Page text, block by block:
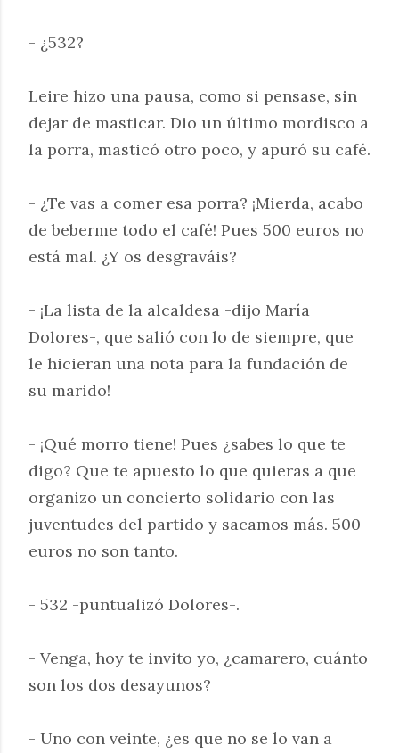
- ¿532?
Leire hizo una pausa, como si pensase, sin
dejar de masticar. Dio un último mordisco a
la porra, masticó otro poco, y apuró su café.
- ¿Te vas a comer esa porra? ¡Mierda, acabo
de beberme todo el café! Pues 500 euros no
está mal. ¿Y os desgraváis?
- ¡La lista de la alcaldesa -dijo María
Dolores-, que salió con lo de siempre, que
le hicieran una nota para la fundación de
su marido!
- ¡Qué morro tiene! Pues ¿sabes lo que te
digo? Que te apuesto lo que quieras a que
organizo un concierto solidario con las
juventudes del partido y sacamos más. 500
euros no son tanto.
- 532 -puntualizó Dolores-.
- Venga, hoy te invito yo, ¿camarero, cuánto
son los dos desayunos?
- Uno con veinte, ¿es que no se lo van a